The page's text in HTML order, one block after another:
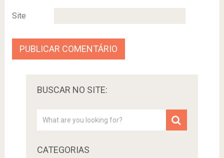
Site
BUSCAR NO SITE:
CATEGORIAS